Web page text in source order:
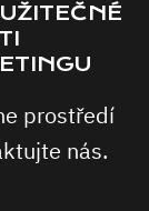
prostředí
nás.